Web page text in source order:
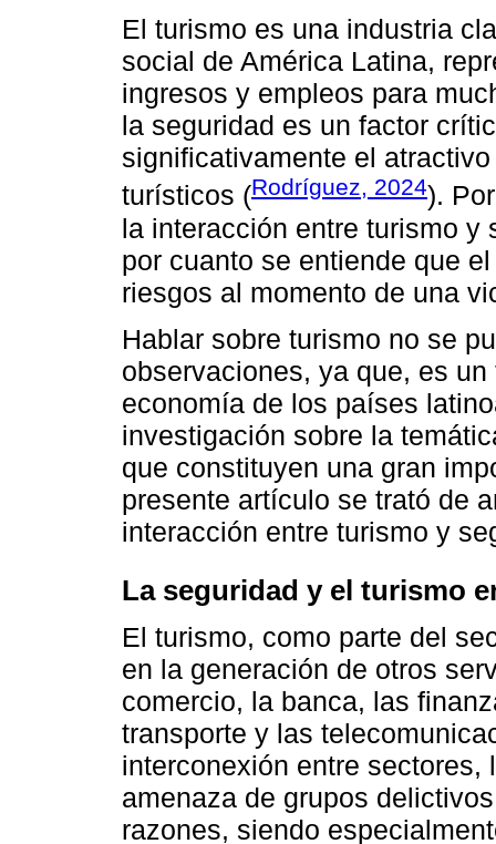
El turismo es una industria
social de América Latina,
ingresos y empleos para
la seguridad es un factor
significativamente el
turísticos (Rodríguez, 2024).
la interacción entre turismo y
por cuanto se entiende que
riesgos al momento de una
Hablar sobre turismo no se
observaciones, ya que, es
economía de los países
investigación sobre la
que constituyen una gran
presente artículo se trató de
interacción entre turismo y
La seguridad y el turismo
El turismo, como parte del
en la generación de otros
comercio, la banca, las
transporte y las
interconexión entre
amenaza de grupos
razones, siendo